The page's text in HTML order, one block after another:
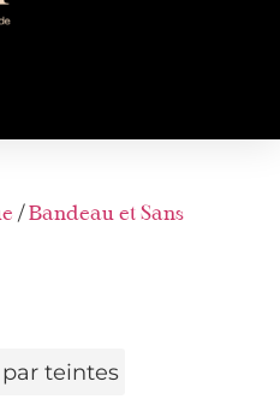
/Bandeau et Sans
teintes